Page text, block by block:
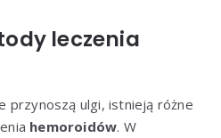
leczenia
przynoszą ulgi, istnieją różne
hemoroidów. W